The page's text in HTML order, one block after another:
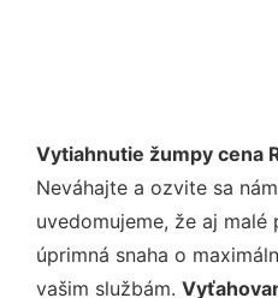
Vytiahnutie žumpy cena
Neváhajte a ozvite sa
uvedomujeme, že aj
úprimná snaha o
vašim službám.